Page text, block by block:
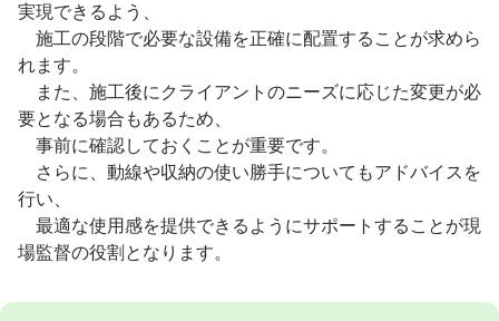
実現できるよう、
施工の段階で必要な設備を正確に配置することが求めら
れます。
また、施工後にクライアントのニーズに応じた変更が必
要となる場合もあるため、
事前に確認しておくことが重要です。
さらに、動線や収納の使い勝手についてもアドバイスを
行い、
最適な使用感を提供できるようにサポートすることが現
場監督の役割となります。